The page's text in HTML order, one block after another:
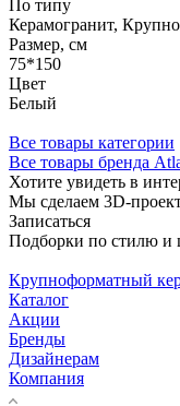
По типу
Керамогранит,
Размер, см
75*150
Цвет
Белый
Все товары категории
Все товары бренда
Хотите увидеть в
Мы сделаем 3D-
Записаться
Подборки по стилю и
Крупноформатный
Каталог
Акции
Бренды
Дизайнерам
Компания